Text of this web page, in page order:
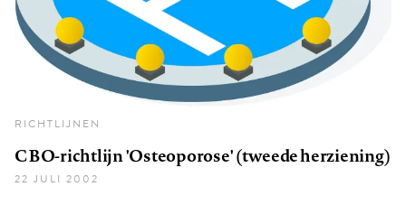
RICHTLIJNEN
CBO-richtlijn 'Osteoporose' (tweede herziening)
22 JULI 2002